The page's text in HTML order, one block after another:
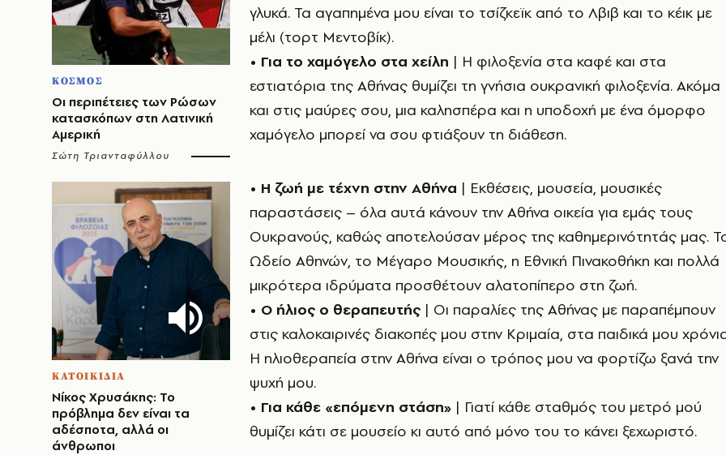
ΚΟΣΜΟΣ
Οι περιπέτειες των Ρώσων
κατασκόπων στη Λατινική
Αμερική
Σώτη Τριανταφύλλου
ΚΑΤΟΙΚΙΔΙΑ
Νίκος Χρυσάκης: Το
πρόβλημα δεν είναι τα
αδέσποτα, αλλά οι
άνθρωποι
γλυκά. Τα αγαπημένα μου είναι το τσίζκεϊκ από το Λβιβ και το κέικ με
μέλι (τορτ Μεντοβίκ).
• Για το χαμόγελο στα χείλη | Η φιλοξενία στα καφέ και στα
εστιατόρια της Αθήνας θυμίζει τη γνήσια ουκρανική φιλοξενία. Ακόμα
και στις μαύρες σου, μια καλησπέρα και η υποδοχή με ένα όμορφο
χαμόγελο μπορεί να σου φτιάξoυν τη διάθεση.
• Η ζωή με τέχνη στην Αθήνα | Εκθέσεις, μουσεία, μουσικές
παραστάσεις – όλα αυτά κάνουν την Αθήνα οικεία για εμάς τους
Ουκρανούς, καθώς αποτελούσαν μέρος της καθημερινότητάς μας.
Ωδείο Αθηνών, το Μέγαρο Μουσικής, η Εθνική Πινακοθήκη και πολλά
μικρότερα ιδρύματα προσθέτουν αλατοπίπερο στη ζωή.
• Ο ήλιος ο θεραπευτής | Οι παραλίες της Αθήνας με παραπέμπουν
στις καλοκαιρινές διακοπές μου στην Κριμαία, στα παιδικά μου
Η ηλιοθεραπεία στην Αθήνα είναι ο τρόπος μου να φορτίζω ξανά την
ψυχή μου.
• Για κάθε «επόμενη στάση» | Γιατί κάθε σταθμός του μετρό μού
θυμίζει κάτι σε μουσείο κι αυτό από μόνο του το κάνει ξεχωριστό.